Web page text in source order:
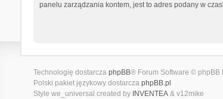
panelu zarządzania kontem, jest to adres podany w
Technologię dostarcza phpBB® Forum Software © phpBB
Polski pakiet językowy dostarcza phpBB.pl
Style we_universal created by INVENTEA& v12mike